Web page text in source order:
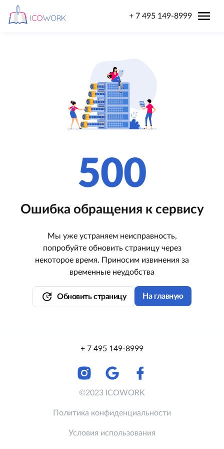
+ 7 495 149-8999 menu
500
Ошибка обращения к сервису
Мы уже устраняем неисправность,
попробуйте обновить страницу через
некоторое время. Приносим извинения за
временные неудобства
update Обновить страницу На главную
+ 7 495 149-8999
©2023 ICOWORK
Политика конфиденциальности
Условия использования